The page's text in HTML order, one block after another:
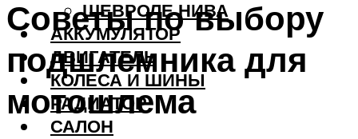
ШЕВРОЛЕ НИВА
АККУМУЛЯТОР
ДВИГАТЕЛЬ
КОЛЕСА И ШИНЫ
РАДИАТОР
САЛОН
Советы по выбору
подшлемника для
мотошлема